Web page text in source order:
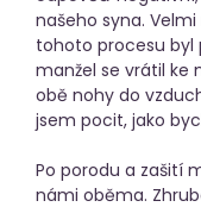
našeho syna.
tohoto procesu byl
manžel se vrátil ke
obě nohy do
jsem pocit, jako
Po porodu a zašití
námi oběma.